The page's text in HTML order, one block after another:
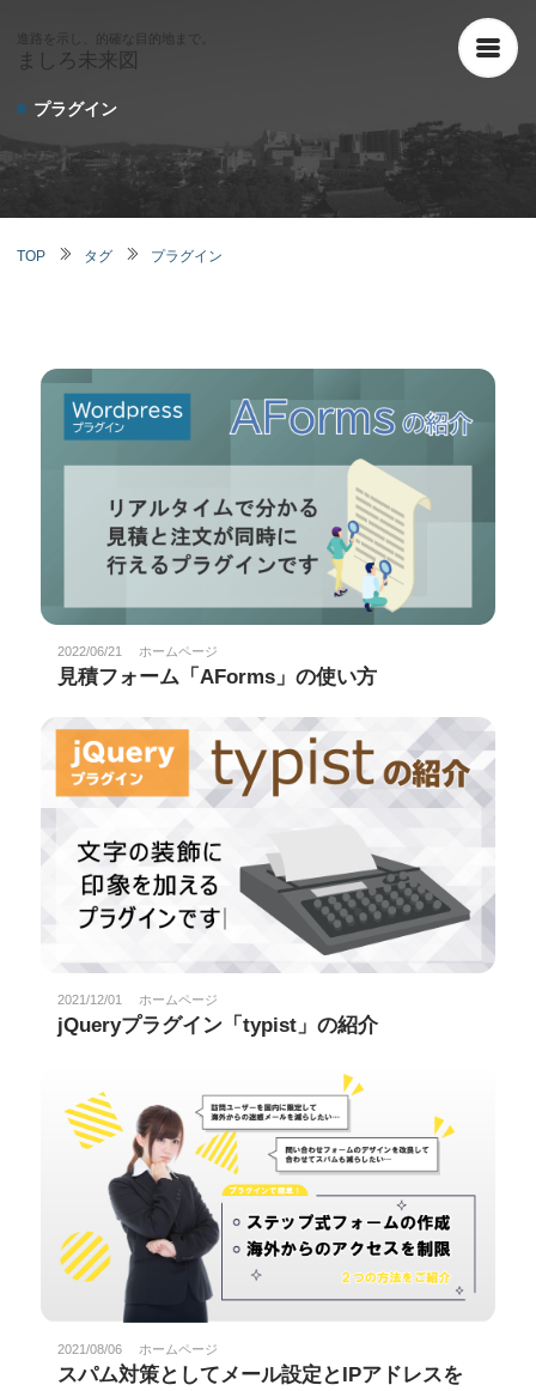
進路を示し、的確な目的地まで。
ましろ未来図
プラグイン
TOP タグ プラグイン
2022/06/21 ホームページ
見積フォーム「AForms」の使い方
2021/12/01 ホームページ
jQueryプラグイン「typist」の紹介
2021/08/06 ホームページ
スパム対策としてメール設定とIPアドレスを